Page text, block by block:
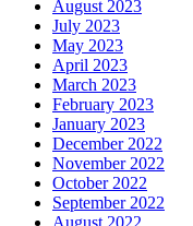
August 2023
July 2023
May 2023
April 2023
March 2023
February 2023
January 2023
December 2022
November 2022
October 2022
September 2022